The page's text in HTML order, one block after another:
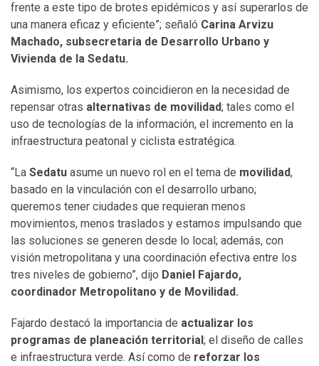
frente a este tipo de brotes epidémicos y así superarlos de
una manera eficaz y eficiente”; señaló Carina Arvizu
Machado, subsecretaria de Desarrollo Urbano y
Vivienda de la Sedatu.
Asimismo, los expertos coincidieron en la necesidad de
repensar otras alternativas de movilidad; tales como el
uso de tecnologías de la información, el incremento en la
infraestructura peatonal y ciclista estratégica.
“La Sedatu asume un nuevo rol en el tema de movilidad,
basado en la vinculación con el desarrollo urbano;
queremos tener ciudades que requieran menos
movimientos, menos traslados y estamos impulsando que
las soluciones se generen desde lo local; además, con
visión metropolitana y una coordinación efectiva entre los
tres niveles de gobierno”, dijo Daniel Fajardo,
coordinador Metropolitano y de Movilidad.
Fajardo destacó la importancia de actualizar los
programas de planeación territorial; el diseño de calles
e infraestructura verde. Así como de reforzar los